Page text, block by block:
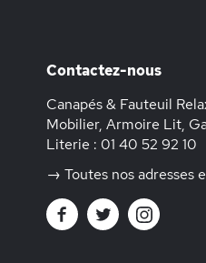
Contactez-nous
Canapés & Fauteuil
Mobilier, Armoire Lit,
Literie : 01 40 52 92 10
→ Toutes nos adresses